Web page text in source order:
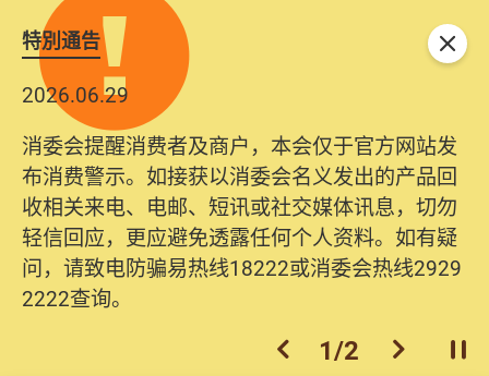
特別通告
2026.06.29
消委会提醒消费者及商户，本会仅于官方网站发
布消费警示。如接获以消委会名义发出的产品回
收相关来电、电邮、短讯或社交媒体讯息，切勿
轻信回应，更应避免透露任何个人资料。如有疑
问，请致电防骗易热线18222或消委会热线2929
2222查询。
上一个
1/2 下一个开
关闭